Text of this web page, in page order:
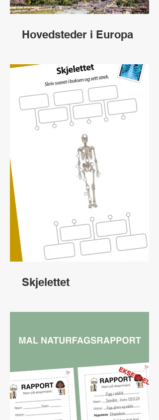
Hovedsteder i Europa
Skjelettet